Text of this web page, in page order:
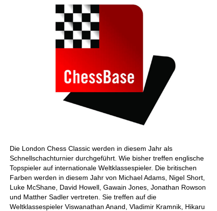
Die London Chess Classic werden in diesem Jahr als
Schnellschachturnier durchgeführt. Wie bisher treffen englische
Topspieler auf internationale Weltklassespieler. Die britischen
Farben werden in diesem Jahr von Michael Adams, Nigel Short,
Luke McShane, David Howell, Gawain Jones, Jonathan Rowson
und Matther Sadler vertreten. Sie treffen auf die
Weltklassespieler Viswanathan Anand, Vladimir Kramnik, Hikaru